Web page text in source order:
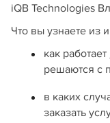
iQB Technologies
Что вы узнаете из
как работает
решаются с
в каких
заказать